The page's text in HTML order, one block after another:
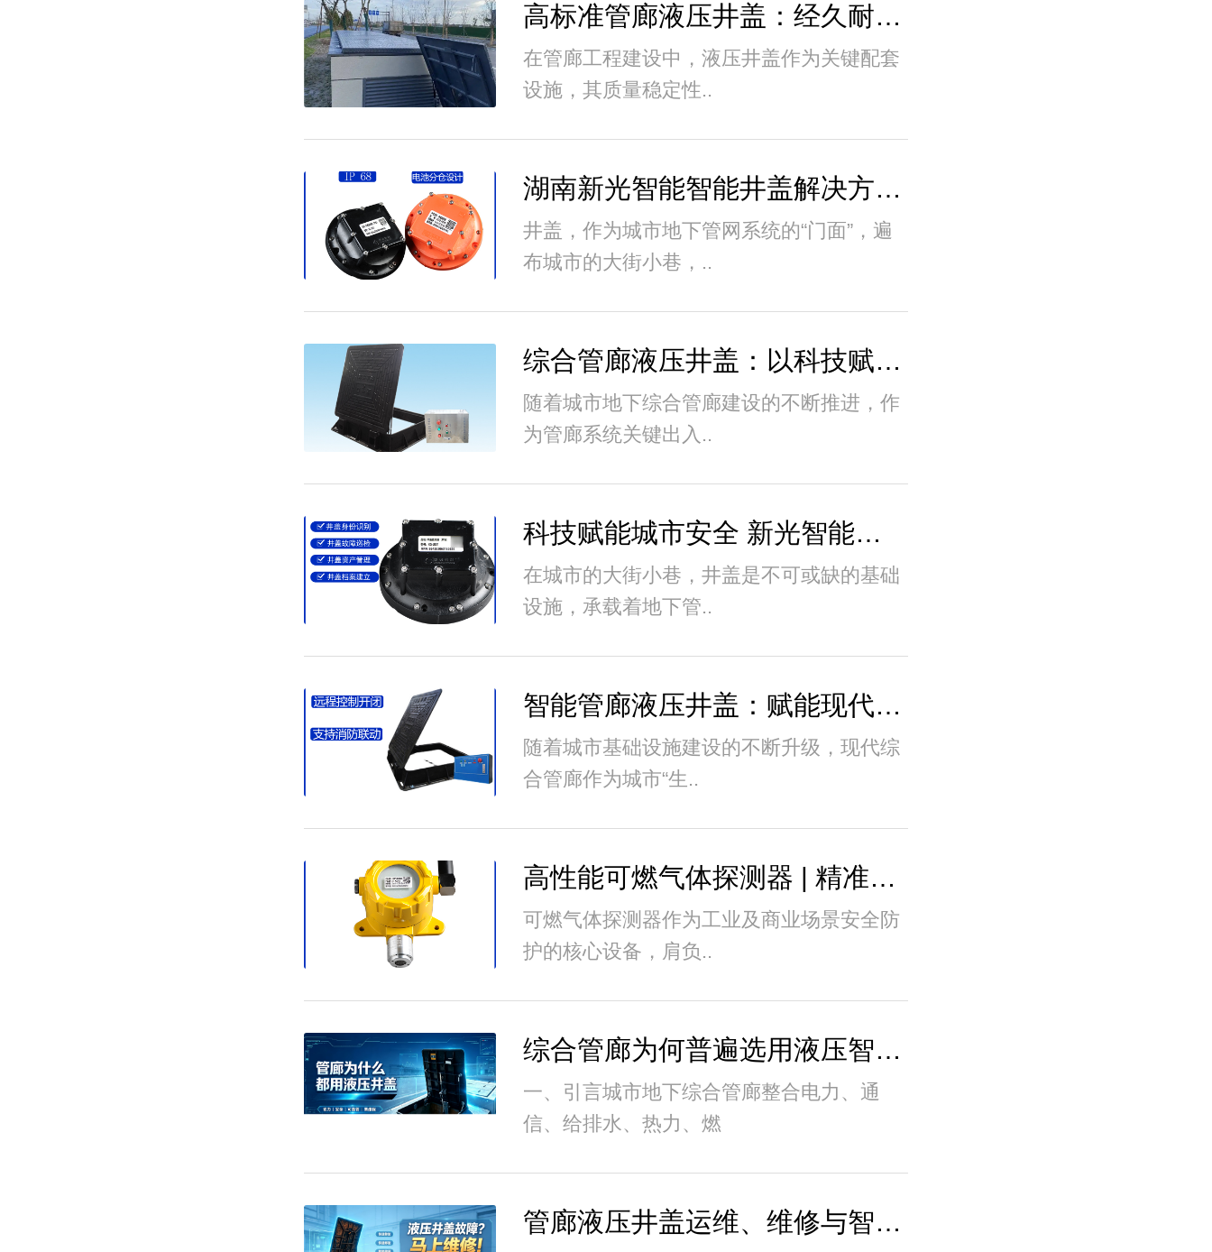
高标准管廊液压井盖：经久耐用之选，全程技..
在管廊工程建设中，液压井盖作为关键配套
设施，其质量稳定性..
湖南新光智能智能井盖解决方案_智慧城市基..
井盖，作为城市地下管网系统的“门面”，遍
布城市的大街小巷，..
综合管廊液压井盖：以科技赋能，铸就高效节..
随着城市地下综合管廊建设的不断推进，作
为管廊系统关键出入..
科技赋能城市安全 新光智能井盖：守护脚下..
在城市的大街小巷，井盖是不可或缺的基础
设施，承载着地下管..
智能管廊液压井盖：赋能现代综合管廊数字化..
随着城市基础设施建设的不断升级，现代综
合管廊作为城市“生..
高性能可燃气体探测器 | 精准监测 安全护航..
可燃气体探测器作为工业及商业场景安全防
护的核心设备，肩负..
综合管廊为何普遍选用液压智能井盖？优势全
一、引言城市地下综合管廊整合电力、通
信、给排水、热力、燃
管廊液压井盖运维、维修与智能防护